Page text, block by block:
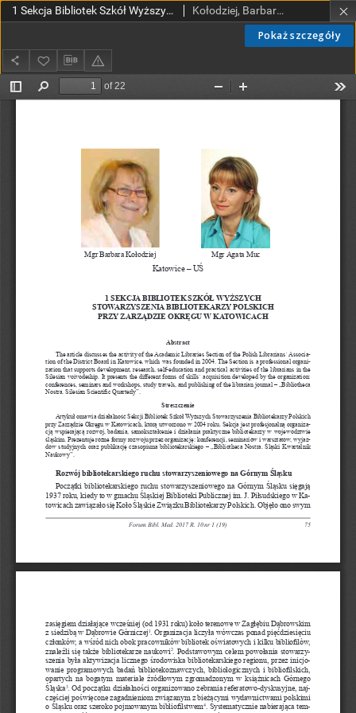
Pokaż szczegóły
1 Sekcja Bibliotek Szkół Wyższych Stowarzyszenia Bibliotekarzy Polskich przy Zarządzie Okręgu w Katowicach Kołodziej, Barbara; Muc, Agata